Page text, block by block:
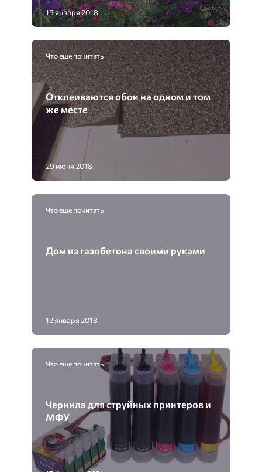
19 января 2018
Что еще почитать
Отклеиваются обои на одном и том
же месте
29 июня 2018
Что еще почитать
Дом из газобетона своими руками
12 января 2018
Что еще почитать
Чернила для струйных принтеров и
МФУ